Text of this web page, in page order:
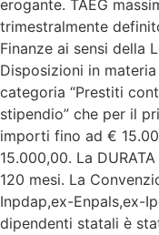
erogante. TAEG
trimestralmente
Finanze ai sensi della
Disposizioni in
categoria “Prestiti
stipendio” che per il
importi fino ad €
15.000,00. La
120 mesi. La
Inpdap,ex-Enpals,ex-
dipendenti statali è